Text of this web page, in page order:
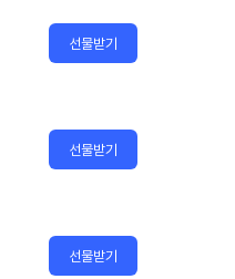
선물받기
선물받기
선물받기